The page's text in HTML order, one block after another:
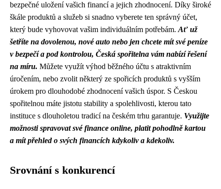
bezpečné uložení vašich financí a jejich zhodnocení. Díky široké
škále produktů a služeb si snadno vyberete ten správný účet,
který bude vyhovovat vašim individuálním potřebám. Ať už
šetříte na dovolenou, nové auto nebo jen chcete mít své peníze
v bezpečí a pod kontrolou, Česká spořitelna vám nabízí řešení
na míru. Můžete využít výhod běžného účtu s atraktivním
úročením, nebo zvolit některý ze spořicích produktů s vyšším
úrokem pro dlouhodobé zhodnocení vašich úspor. S Českou
spořitelnou máte jistotu stability a spolehlivosti, kterou tato
instituce s dlouholetou tradicí na českém trhu garantuje. Využijte
možnosti spravovat své finance online, platit pohodlně kartou
a mít přehled o svých financích kdykoliv a kdekoliv.
Srovnání s konkurencí